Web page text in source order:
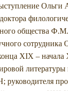
общества Ф.М.
сотрудника
XIX – начала
руководителя